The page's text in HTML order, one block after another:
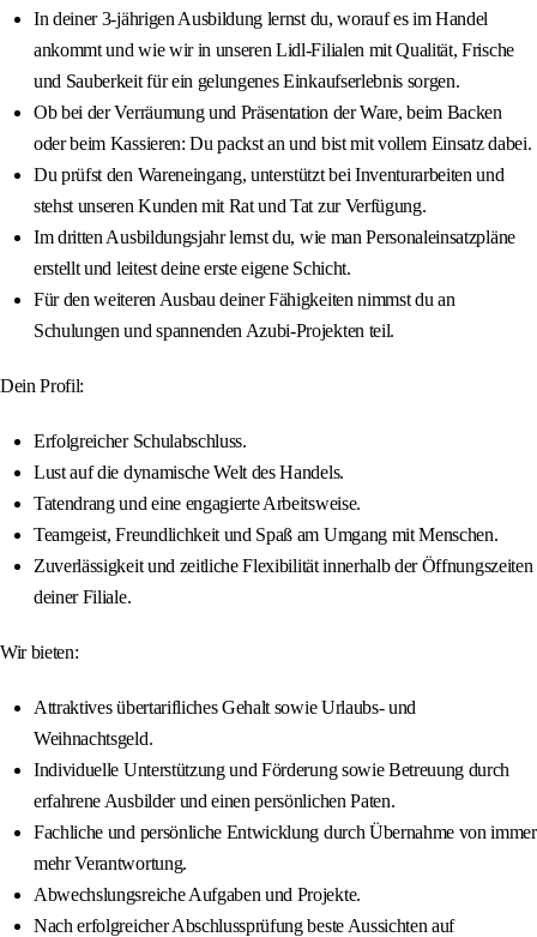
In deiner 3-jährigen Ausbildung lernst du, worauf es im Handel
ankommt und wie wir in unseren Lidl-Filialen mit Qualität, Frische
und Sauberkeit für ein gelungenes Einkaufserlebnis sorgen.
Ob bei der Verräumung und Präsentation der Ware, beim Backen
oder beim Kassieren: Du packst an und bist mit vollem Einsatz dabei.
Du prüfst den Wareneingang, unterstützt bei Inventurarbeiten und
stehst unseren Kunden mit Rat und Tat zur Verfügung.
Im dritten Ausbildungsjahr lernst du, wie man Personaleinsatzpläne
erstellt und leitest deine erste eigene Schicht.
Für den weiteren Ausbau deiner Fähigkeiten nimmst du an
Schulungen und spannenden Azubi-Projekten teil.
Dein Profil:
Erfolgreicher Schulabschluss.
Lust auf die dynamische Welt des Handels.
Tatendrang und eine engagierte Arbeitsweise.
Teamgeist, Freundlichkeit und Spaß am Umgang mit Menschen.
Zuverlässigkeit und zeitliche Flexibilität innerhalb der Öffnungszeiten
deiner Filiale.
Wir bieten:
Attraktives übertarifliches Gehalt sowie Urlaubs- und
Weihnachtsgeld.
Individuelle Unterstützung und Förderung sowie Betreuung durch
erfahrene Ausbilder und einen persönlichen Paten.
Fachliche und persönliche Entwicklung durch Übernahme von immer
mehr Verantwortung.
Abwechslungsreiche Aufgaben und Projekte.
Nach erfolgreicher Abschlussprüfung beste Aussichten auf